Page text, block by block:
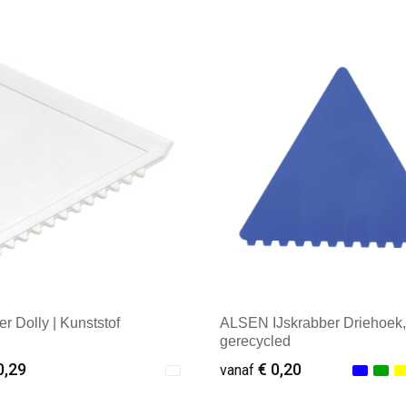
Minimale afname: 1
Dolly | Kunststof
ALSEN IJskrabber Driehoek,
gerecycled
vanaf€ 0,20